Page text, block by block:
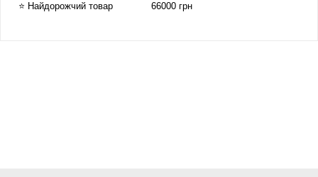
⭐ Найдорожчий товар 66000 грн